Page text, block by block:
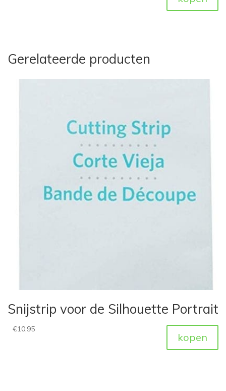
Gerelateerde producten
Snijstrip voor de Silhouette Portrait
€10,95
kopen